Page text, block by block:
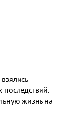
жизнь на